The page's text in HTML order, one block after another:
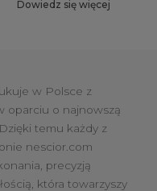
Dowiedz się więcej
w Polsce z
oparciu o najnowszą
temu każdy z
nescior.com
precyzją
która towarzyszy